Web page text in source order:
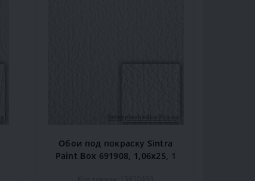
Обои под покраску Sintra
Paint Box 691908, 1,06x25, 1